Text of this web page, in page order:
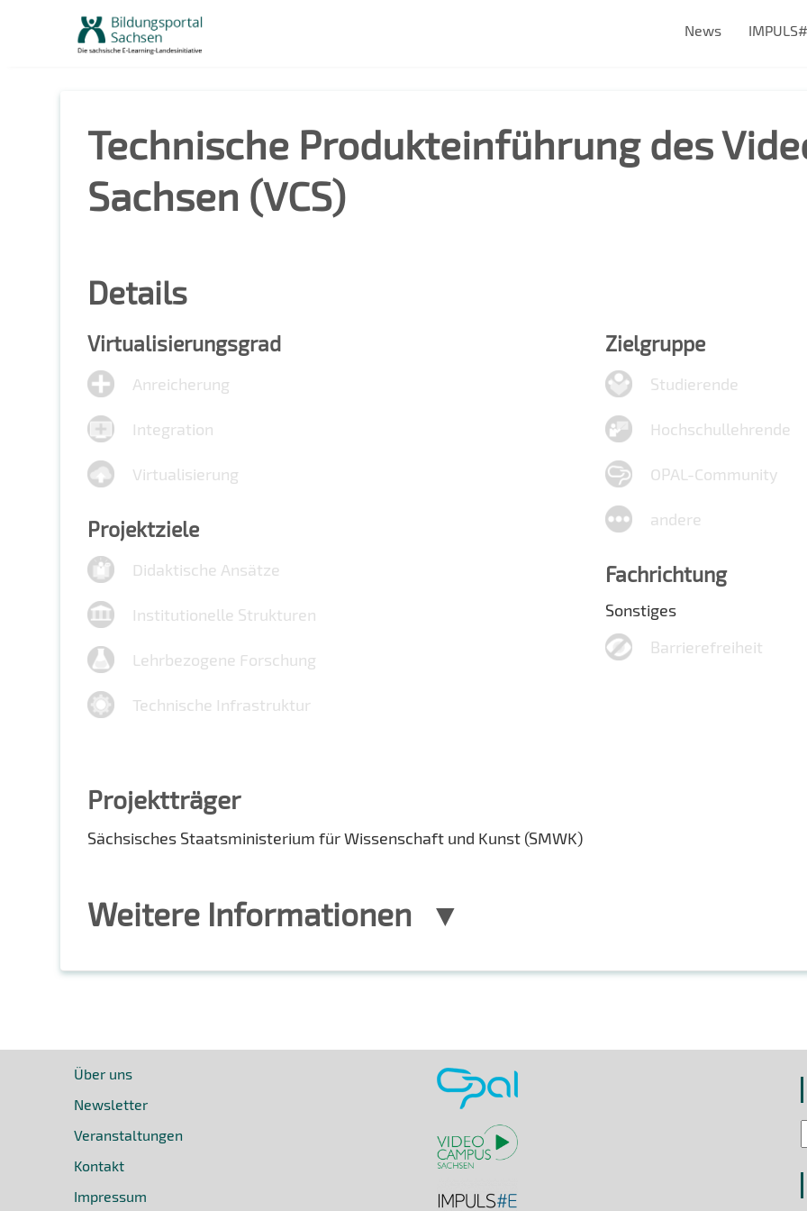
News
Technische Produkteinführung des
Sachsen (VCS)
Details
Virtualisierungsgrad
Anreicherung
Integration
Virtualisierung
Projektziele
Didaktische Ansätze
Institutionelle Strukturen
Lehrbezogene Forschung
Technische Infrastruktur
Zielgruppe
Studierende
Hochschullehrende
OPAL-Community
andere
Fachrichtung
Sonstiges
Barrierefreiheit
Projektträger
Sächsisches Staatsministerium für Wissenschaft und Kunst (SMWK)
Weitere Informationen
Über uns
Newsletter
Veranstaltungen
Kontakt
Impressum